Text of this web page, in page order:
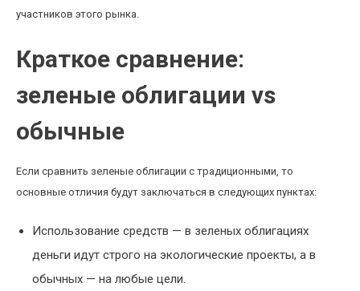
участников этого рынка.
Краткое сравнение:
зеленые облигации vs
обычные
Если сравнить зеленые облигации с традиционными, то
основные отличия будут заключаться в следующих пунктах:
Использование средств — в зеленых облигациях
деньги идут строго на экологические проекты, а в
обычных — на любые цели.